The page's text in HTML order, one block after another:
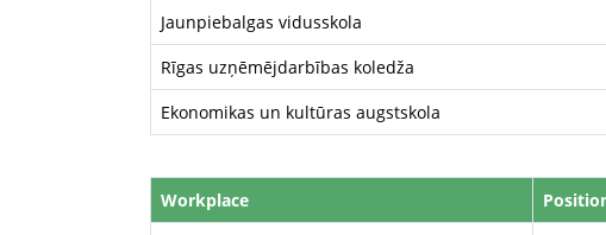
Jaunpiebalgas vidusskola
Rīgas uzņēmējdarbības koledža
Ekonomikas un kultūras augstskola
Workplace